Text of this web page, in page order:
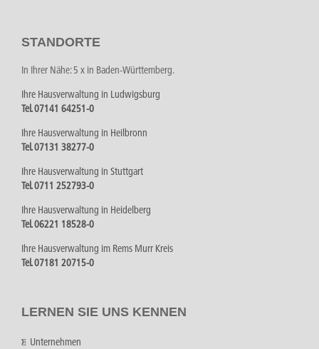
STANDORTE
In Ihrer Nähe: 5 x in Baden-Württemberg.
Ihre Hausverwaltung in Ludwigsburg
Tel. 07141 64251-0
Ihre Hausverwaltung in Heilbronn
Tel. 07131 38277-0
Ihre Hausverwaltung in Stuttgart
Tel. 0711 252793-0
Ihre Hausverwaltung in Heidelberg
Tel. 06221 18528-0
Ihre Hausverwaltung im Rems Murr Kreis
Tel. 07181 20715-0
LERNEN SIE UNS KENNEN
Unternehmen